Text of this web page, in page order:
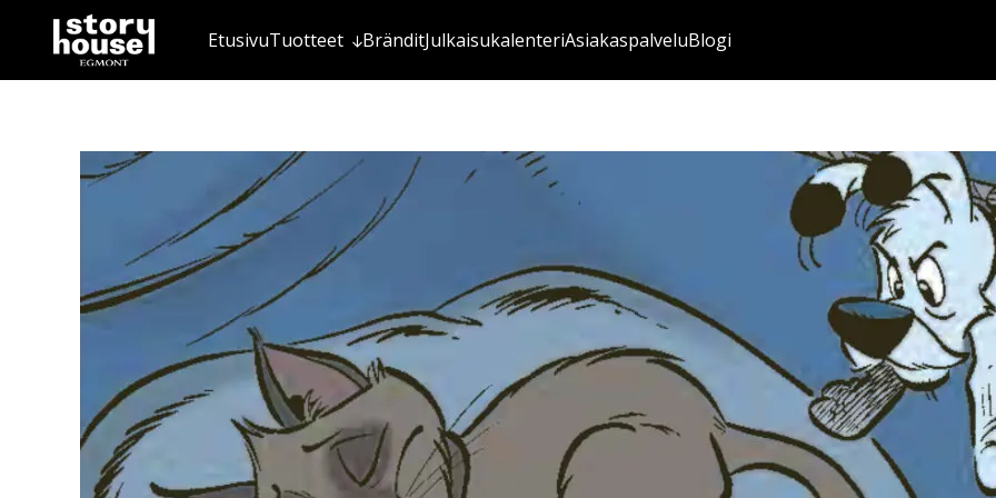
EtusivuTuotteet BränditJulkaisukalenteriAsiakaspalveluBlogi